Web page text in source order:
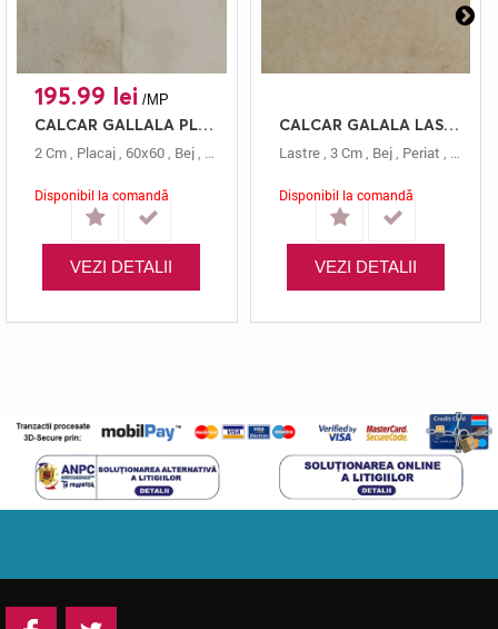
195.99 lei /MP
CALCAR GALLALA PLACAJ 60X60 2 BUCIARDAT
2 Cm, Placaj, 60x60, Bej, Calcar Gallala,Buciardat
Disponibil la comandă
VEZI DETALII
CALCAR GALALA LASTRE 3 PERIAT
Lastre, 3 Cm, Bej, Periat , Calcar
Disponibil la comandă
VEZI DETALII